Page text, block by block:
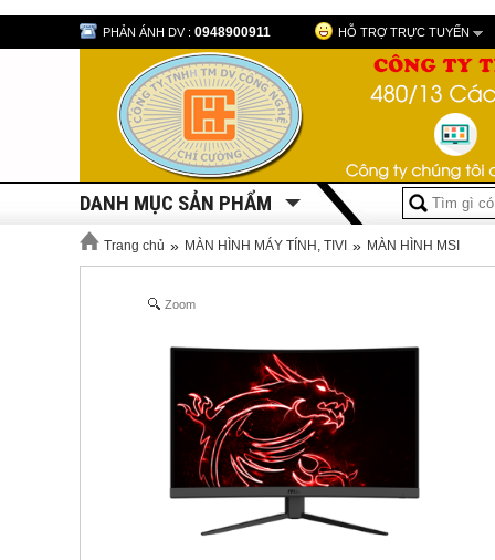
PHẢN ÁNH DV : 0948900911 HỖ TRỢ TRỰC TUYẾN
DANH MỤC SẢN PHẨM
Trang chủ » MÀN HÌNH MÁY TÍNH, TIVI » MÀN HÌNH MSI
Zoom